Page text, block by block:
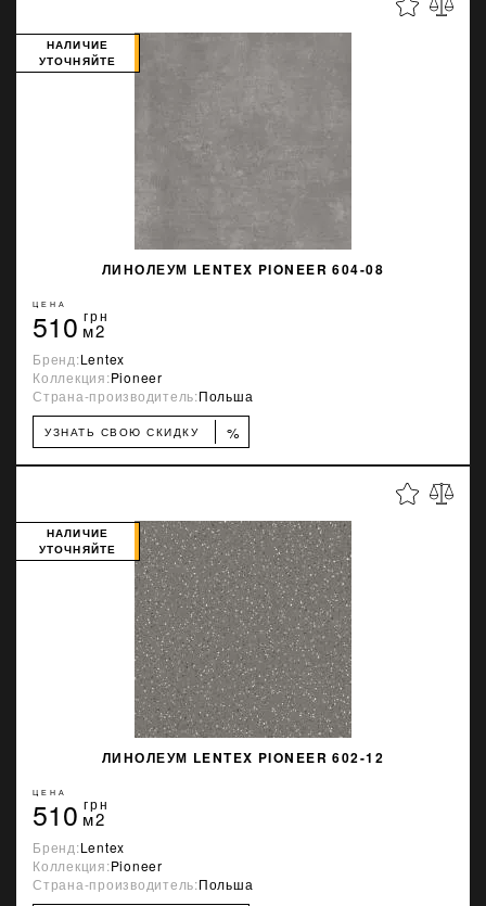
ЛИНОЛЕУМ LENTEX PIONEER 604-08
НАЛИЧИЕ
УТОЧНЯЙТЕ
ЦЕНА
510 грн
м2
Бренд:Lentex
Коллекция:Pioneer
Страна-производитель:Польша
УЗНАТЬ СВОЮ СКИДКУ %
ЛИНОЛЕУМ LENTEX PIONEER 602-12
НАЛИЧИЕ
УТОЧНЯЙТЕ
ЦЕНА
510 грн
м2
Бренд:Lentex
Коллекция:Pioneer
Страна-производитель:Польша